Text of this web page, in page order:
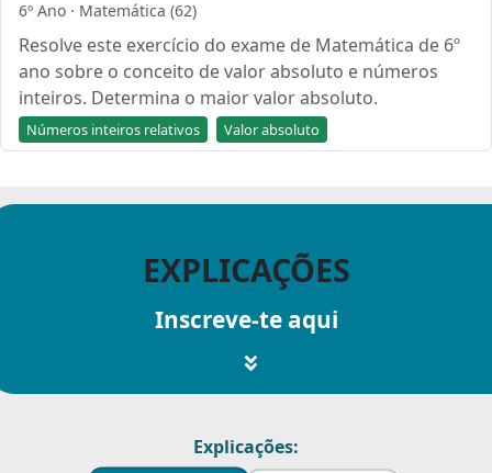
6º Ano · Matemática (62)
Resolve este exercício do exame de Matemática de 6º
ano sobre o conceito de valor absoluto e números
inteiros. Determina o maior valor absoluto.
Números inteiros relativos Valor absoluto
EXPLICAÇÕES
Inscreve-te aqui
Explicações: